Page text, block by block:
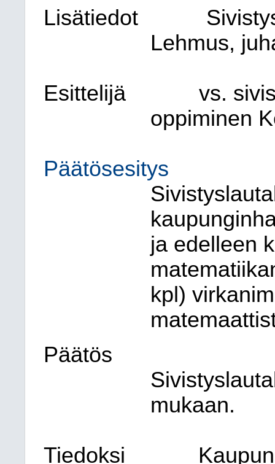
Lisätiedot
Lehmus,
Esittelijä
vs.
oppiminen
Päätösesitys
ja edelleen
kpl)
Päätös
mukaan.
Tiedoksi